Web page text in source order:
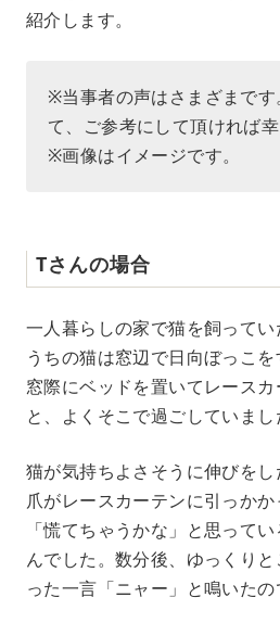
紹介します。
※当事者の声はさまざまで
て、ご参考にして頂ければ幸
※画像はイメージです。
Tさんの場合
一人暮らしの家で猫を飼ってい
うちの猫は窓辺で日向ぼっこを
窓際にベッドを置いてレース
と、よくそこで過ごしていまし
猫が気持ちよさそうに伸びをし
爪がレースカーテンに引っか
「慌てちゃうかな」と思って
んでした。数分後、ゆっくり
った一言「ニャー」と鳴いたの